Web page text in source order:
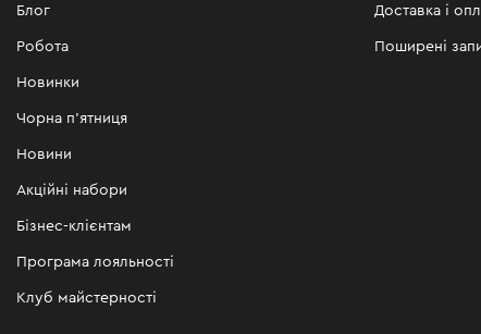
Блог
Робота
Новинки
Чорна п'ятниця
Новини
Акційні набори
Бізнес-клієнтам
Програма лояльності
Клуб майстерності
Доставка і
Поширені